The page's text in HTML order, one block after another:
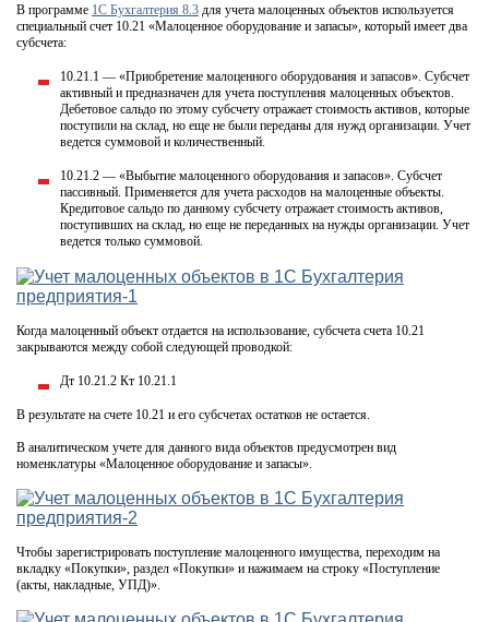
В программе 1С Бухгалтерия 8.3 для учета малоценных объектов используется
специальный счет 10.21 «Малоценное оборудование и запасы», который имеет два
субсчета:
10.21.1 — «Приобретение малоценного оборудования и запасов». Субсчет
активный и предназначен для учета поступления малоценных объектов.
Дебетовое сальдо по этому субсчету отражает стоимость активов, которые
поступили на склад, но еще не были переданы для нужд организации. Учет
ведется суммовой и количественный.
10.21.2 — «Выбытие малоценного оборудования и запасов». Субсчет
пассивный. Применяется для учета расходов на малоценные объекты.
Кредитовое сальдо по данному субсчету отражает стоимость активов,
поступивших на склад, но еще не переданных на нужды организации. Учет
ведется только суммовой.
Когда малоценный объект отдается на использование, субсчета счета 10.21
закрываются между собой следующей проводкой:
Дт 10.21.2 Кт 10.21.1
В результате на счете 10.21 и его субсчетах остатков не остается.
В аналитическом учете для данного вида объектов предусмотрен вид
номенклатуры «Малоценное оборудование и запасы».
Чтобы зарегистрировать поступление малоценного имущества, переходим на
вкладку «Покупки», раздел «Покупки» и нажимаем на строку «Поступление
(акты, накладные, УПД)».